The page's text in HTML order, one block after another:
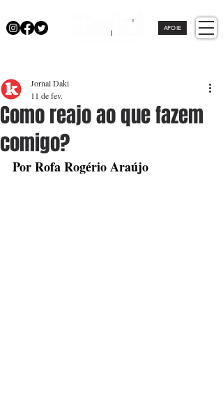
APOIE
Como reajo ao que fazem
comigo?
Jornal Daki
11 de fev.
Por Rofa Rogério Araújo